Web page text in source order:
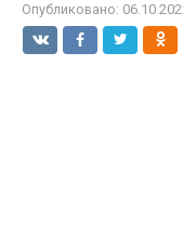
Опубликовано: